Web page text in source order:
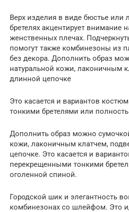
Верх изделия в виде бюстье или
бретелях акцентирует внимание
женственных плечах.
помогут также комбинезоны из
без декора. Дополнить образ
натуральной кожи, лаконичным
длинной цепочке
Это касается и вариантов
тонкими бретелями или
Дополнить образ можно
кожи, лаконичным клатчем,
цепочке. Это касается и
перекрещенными тонкими
оголенной спиной.
Городской шик и элегантность
комбинезонах со шлейфом. Это